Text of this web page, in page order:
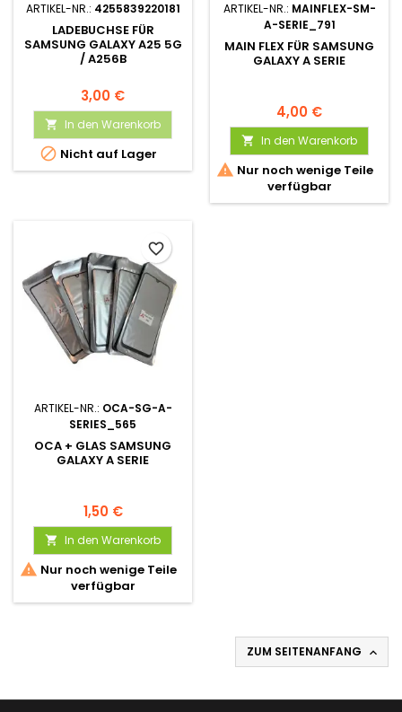
ARTIKEL-NR.: 4255839220181
LADEBUCHSE FÜR
SAMSUNG GALAXY A25 5G
/ A256B
3,00 €
 In den Warenkorb
 Nicht auf Lager
ARTIKEL-NR.: MAINFLEX-SM-
A-SERIE_791
MAIN FLEX FÜR SAMSUNG
GALAXY A SERIE
4,00 €
 In den Warenkorb
 Nur noch wenige Teile
verfügbar
ARTIKEL-NR.: OCA-SG-A-
SERIES_565
OCA + GLAS SAMSUNG
GALAXY A SERIE
1,50 €
 In den Warenkorb
 Nur noch wenige Teile
verfügbar
favorite_border
ZUM SEITENANFANG 